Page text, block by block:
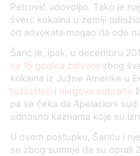
Petrović udovoljio. Tako je
šverc kokaina u zemlji
od advokata mogao da ode
Šarić je, ipak, u decembru
na 15 godina zatvora zbog
kokaina iz Južne Amerike u
tužilaštvo i njegova odbrana
pa se čeka da Apelacioni
odnosno kaznama koje su
U ovom postupku, Šariću i
se zbog sumnje da su oprali